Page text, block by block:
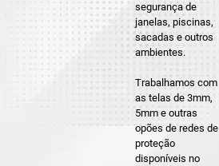
segurança de
janelas, piscinas,
sacadas e outros
ambientes.
Trabalhamos com
as telas de 3mm,
5mm e outras
opões de redes de
proteção
disponíveis no